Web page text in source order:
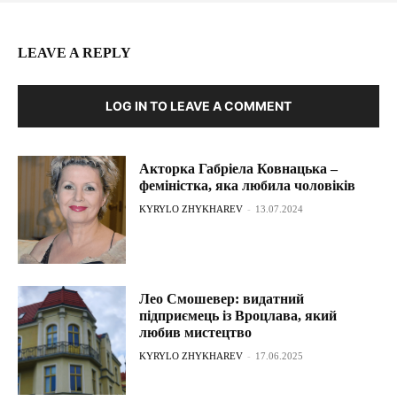
LEAVE A REPLY
LOG IN TO LEAVE A COMMENT
Акторка Габріела Ковнацька –
феміністка, яка любила чоловіків
KYRYLO ZHYKHAREV - 13.07.2024
Лео Смошевер: видатний
підприємець із Вроцлава, який
любив мистецтво
KYRYLO ZHYKHAREV - 17.06.2025